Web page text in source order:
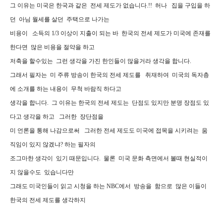
그 이유는 미국은 한국과 같은 전세 제도가 없습니다.!! 허나 집을 구입을 하
던 아님 월세를 살던 주택으로 나가는
비용이 소득의 1/3 이상이 지출이 되는 바 한국의 전세 제도가 미국에 존재를
한다면 많은 비용을 절약을 하고
저축을 할수있는 그런 생각을 가진 한인들이 많을거라 생각을 합니다.
그래서 필자는 미 주류 방송이 한국의 전세 제도를 취재하여 미국의 독자층
에 소개를 하는 내용이 무척 바람직 하다고
생각을 합니다. 그 이유는 한국의 전세 제도는 단점도 있지만 분명 장점도 있
다고 생각을 하고 그러한 장단점을
미 언론을 통해 나감으로써 그러한 전세 제도도 미국에 접목을 시키려는 움
직임이 있지 않겠냐? 하는 필자의
조그마한 생각이 있기 때문입니다. 물론 미국 문화 측면에서 볼때 현실적이
지 않을수도 있습니다만
그래도 미국인들이 읽고 시청을 하는 NBC에서 방송을 함으로 많은 이들이
한국의 전세 제도를 생각하지